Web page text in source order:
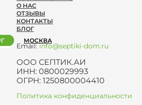
О НАС
ОТЗЫВЫ
КОНТАКТЫ
БЛОГ
Email:info@septiki-dom.ru
ООО СЕПТИК.АИ
ИНН: 0800029993
ОГРН: 1250800004410
Политика конфиденциальности
МОСКВА